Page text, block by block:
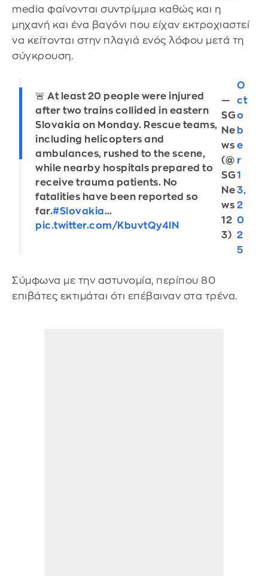
media φαίνονται συντρίμμια καθώς και η
μηχανή και ένα βαγόνι που είχαν εκτροχιαστεί
να κείτονται στην πλαγιά ενός λόφου μετά τη
σύγκρουση.
🚨 At least 20 people were injured
after two trains collided in eastern
Slovakia on Monday. Rescue teams,
including helicopters and
ambulances, rushed to the scene,
while nearby hospitals prepared to
receive trauma patients. No
fatalities have been reported so
far.#Slovakia…
pic.twitter.com/KbuvtQy4lN
—
SG
Ne
ws
(@
SG
Ne
ws
12
3)
O
ct
o
b
e
r
1
3,
2
0
2
5
Σύμφωνα με την αστυνομία, περίπου 80
επιβάτες εκτιμάται ότι επέβαιναν στα τρένα.